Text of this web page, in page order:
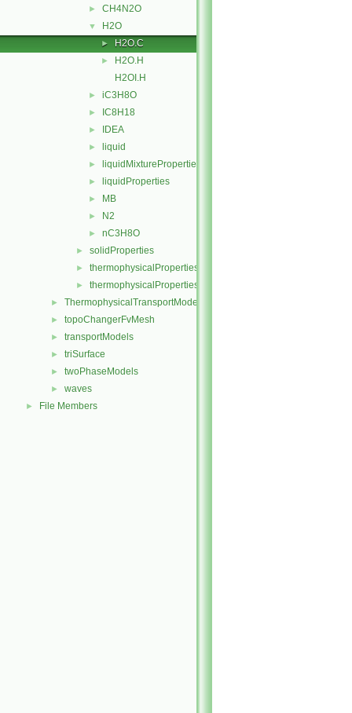
► CH4N2O
▼ H2O
► H2O.C
►
H2O.H
H2OI.H
► iC3H8O
► IC8H18
► IDEA
► liquid
► liquidMixtureProperties
► liquidProperties
► MB
► N2
► nC3H8O
► solidProperties
► thermophysicalProperties
► thermophysicalPropertiesSelector
► ThermophysicalTransportModels
► topoChangerFvMesh
► transportModels
► triSurface
► twoPhaseModels
► waves
► File Members